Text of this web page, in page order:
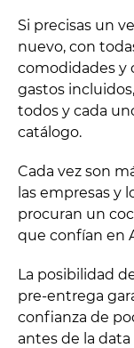
Si precisas un
nuevo, con
comodidades y
gastos
todos y cada
catálogo.
Cada vez son
las empresas y
procuran un
que confían en
La posibilidad
pre-entrega
confianza de
antes de la